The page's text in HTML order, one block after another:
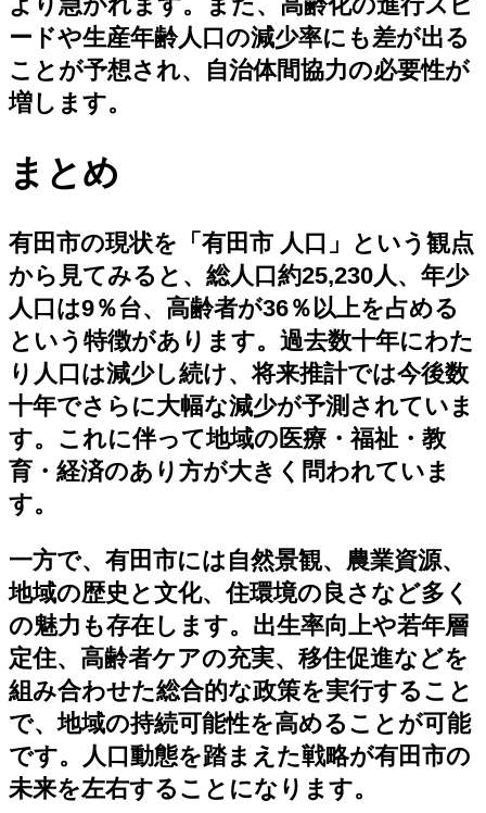
ードや生産年齢人口の減少率にも差が出る
ことが予想され、自治体間協力の必要性が
増します。
まとめ
有田市の現状を「有田市 人口」という観点
から見てみると、総人口約25,230人、年少
人口は9％台、高齢者が36％以上を占める
という特徴があります。過去数十年にわた
り人口は減少し続け、将来推計では今後数
十年でさらに大幅な減少が予測されていま
す。これに伴って地域の医療・福祉・教
育・経済のあり方が大きく問われていま
す。
一方で、有田市には自然景観、農業資源、
地域の歴史と文化、住環境の良さなど多く
の魅力も存在します。出生率向上や若年層
定住、高齢者ケアの充実、移住促進などを
組み合わせた総合的な政策を実行すること
で、地域の持続可能性を高めることが可能
です。人口動態を踏まえた戦略が有田市の
未来を左右することになります。